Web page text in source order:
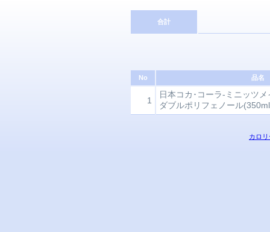
合計
No 品名
1
日本コカ･コーラ-ミニッツ
ダブルポリフェノール
カロ